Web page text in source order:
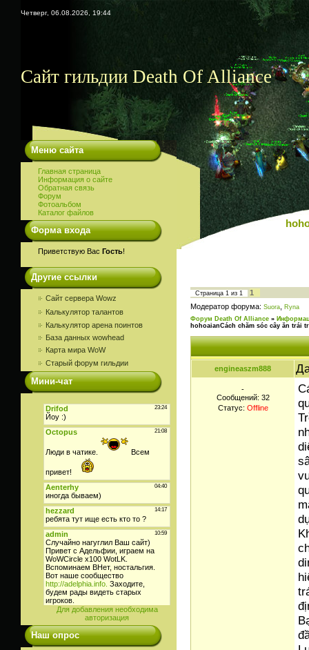
Четверг, 06.08.2026, 19:44
Сайт гильдии Death Of Alliance
Меню сайта
Главная страница
Информация о сайте
Обратная связь
Форум
Фотоальбом
Каталог файлов
Форма входа
Приветствую Вас Гость!
Другие ссылки
Сайт сервера Wowz
Калькулятор талантов
Калькулятор арена поинтов
База данных wowhead
Карта мира WoW
Старый форум гильдии
Мини-чат
Для добавления необходима
авторизация
Наш опрос
Страница 1 из 1
1
Модератор форума: Suora
Ryna
Форум Death Of Alliance »
hohoaianCách chăm sóc cây ăn trái
engineaszm888
-
Сообщений: 32
Статус: Offline